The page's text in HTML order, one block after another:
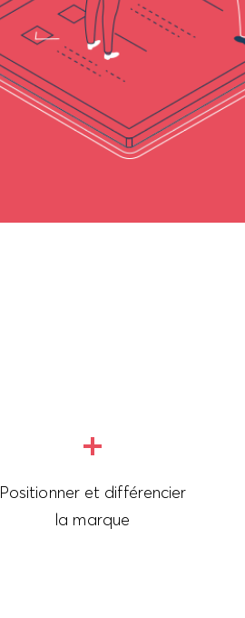
Positionner et différencier
la marque